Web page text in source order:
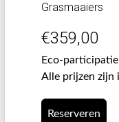
Grasmaaiers
€359,00
Eco-
Alle prijzen zijn
Reserveren